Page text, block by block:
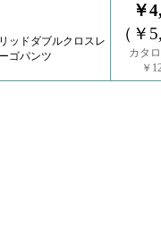
ッドダブルクロスレ
ゴパンツ
￥
（￥
カタ
￥